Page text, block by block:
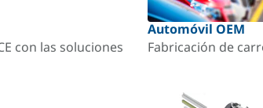
con las soluciones
Automóvil OEM
Fabricación de